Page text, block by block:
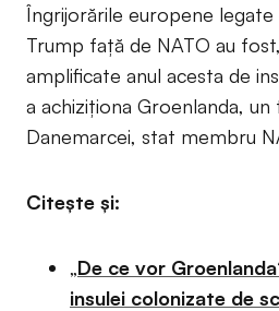
Îngrijorările europene legate
Trump față de NATO au
amplificate anul acesta de
a achiziționa Groenlanda, un
Danemarcei, stat membru
Citește și:
„De ce vor
insulei colonizate de